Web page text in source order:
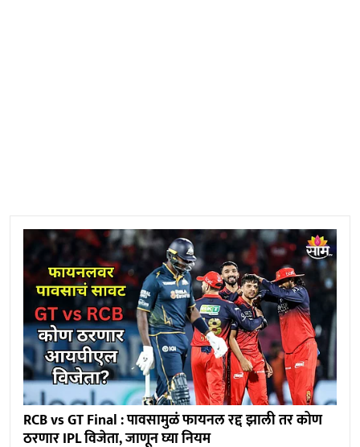
RCB vs GT Final : पावसामुळं फायनल रद्द झाली तर कोण
ठरणार IPL विजेता, जाणून घ्या नियम